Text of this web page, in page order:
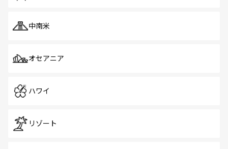
中南米
オセアニア
ハワイ
リゾート